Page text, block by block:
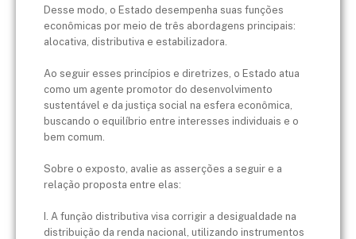
Desse modo, o Estado desempenha suas funções
econômicas por meio de três abordagens principais:
alocativa, distributiva e estabilizadora.
Ao seguir esses princípios e diretrizes, o Estado atua
como um agente promotor do desenvolvimento
sustentável e da justiça social na esfera econômica,
buscando o equilíbrio entre interesses individuais e o
bem comum.
Sobre o exposto, avalie as asserções a seguir e a
relação proposta entre elas:
I. A função distributiva visa corrigir a desigualdade na
distribuição da renda nacional, utilizando instrumentos